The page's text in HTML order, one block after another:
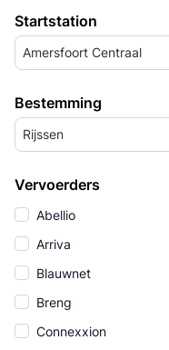
Startstation
Amersfoort Centraal
Bestemming
Rijssen
Vervoerders
Abellio
Arriva
Blauwnet
Breng
Connexxion